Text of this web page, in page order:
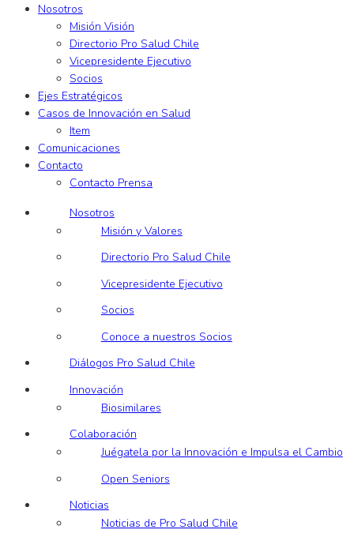
Nosotros
Misión Visión
Directorio Pro Salud Chile
Vicepresidente Ejecutivo
Socios
Ejes Estratégicos
Casos de Innovación en Salud
Item
Comunicaciones
Contacto
Contacto Prensa
Nosotros
Misión y Valores
Directorio Pro Salud Chile
Vicepresidente Ejecutivo
Socios
Conoce a nuestros Socios
Diálogos Pro Salud Chile
Innovación
Biosimilares
Colaboración
Juégatela por la Innovación e Impulsa el Cambio
Open Seniors
Noticias
Noticias de Pro Salud Chile